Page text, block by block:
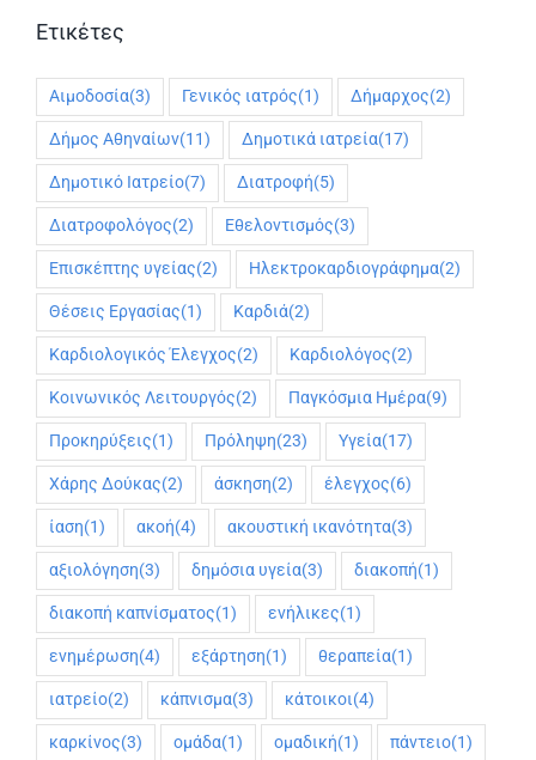
Ετικέτες
Αιμοδοσία(3) Γενικός ιατρός(1) Δήμαρχος(2)
Δήμος Αθηναίων(11) Δημοτικά ιατρεία(17)
Δημοτικό Ιατρείο(7) Διατροφή(5)
Διατροφολόγος(2) Εθελοντισμός(3)
Επισκέπτης υγείας(2) Ηλεκτροκαρδιογράφημα(2)
Θέσεις Εργασίας(1) Καρδιά(2)
Καρδιολογικός Έλεγχος(2) Καρδιολόγος(2)
Κοινωνικός Λειτουργός(2) Παγκόσμια Ημέρα(9)
Προκηρύξεις(1) Πρόληψη(23) Υγεία(17)
Χάρης Δούκας(2) άσκηση(2) έλεγχος(6)
ίαση(1) ακοή(4) ακουστική ικανότητα(3)
αξιολόγηση(3) δημόσια υγεία(3) διακοπή(1)
διακοπή καπνίσματος(1) ενήλικες(1)
ενημέρωση(4) εξάρτηση(1) θεραπεία(1)
ιατρείο(2) κάπνισμα(3) κάτοικοι(4)
καρκίνος(3) ομάδα(1) ομαδική(1) πάντειο(1)